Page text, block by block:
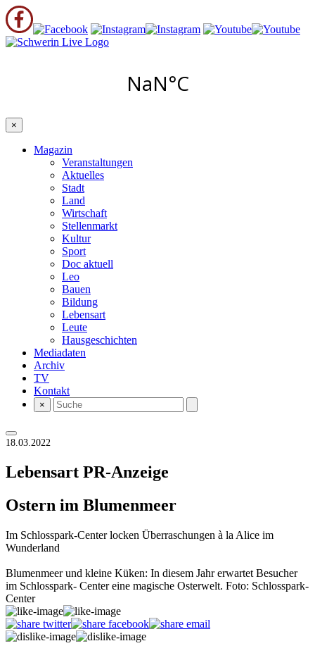
×
Magazin
Veranstaltungen
Aktuelles
Stadt
Land
Wirtschaft
Stellenmarkt
Kultur
Sport
Doc aktuell
Leo
Bauen
Bildung
Lebensart
Leute
Hausgeschichten
Mediadaten
Archiv
TV
Kontakt
×
18.03.2022
Lebensart PR-Anzeige
Ostern im Blumenmeer
Im Schlosspark-Center locken Überraschungen à la Alice im
Wunderland
Blumenmeer und kleine Küken: In diesem Jahr erwartet Besucher
im Schlosspark- Center eine magische Osterwelt. Foto: Schlosspark-
Center